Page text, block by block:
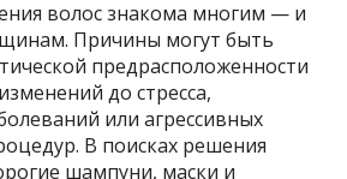
волос знакома многим — и
Причины могут быть
предрасположенности
до стресса,
или агрессивных
В поисках решения
шампуни, маски и